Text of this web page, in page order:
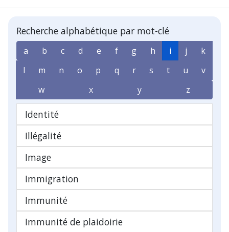
Recherche alphabétique par mot-clé
a b c d e f g h i j
k
l
m n o p q r s t u
v
w
x y z
Identité
Illégalité
Image
Immigration
Immunité
Immunité de plaidoirie